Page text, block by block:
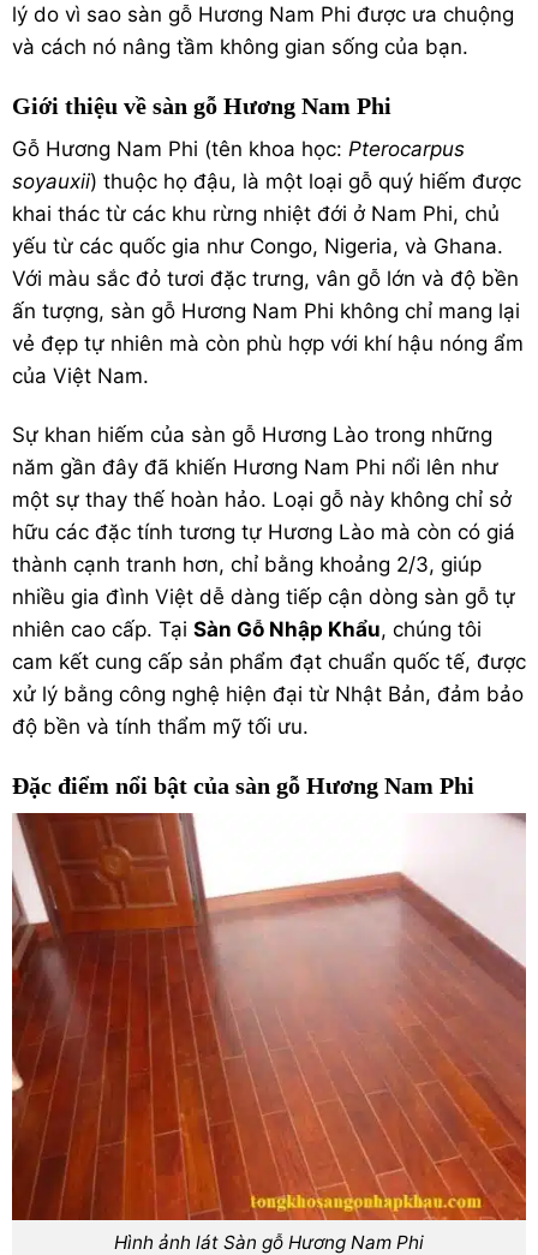
lý do vì sao sàn gỗ Hương Nam Phi được ưa chuộng
và cách nó nâng tầm không gian sống của bạn.
Giới thiệu về sàn gỗ Hương Nam Phi
Gỗ Hương Nam Phi (tên khoa học: Pterocarpus
soyauxii) thuộc họ đậu, là một loại gỗ quý hiếm được
khai thác từ các khu rừng nhiệt đới ở Nam Phi, chủ
yếu từ các quốc gia như Congo, Nigeria, và Ghana.
Với màu sắc đỏ tươi đặc trưng, vân gỗ lớn và độ bền
ấn tượng, sàn gỗ Hương Nam Phi không chỉ mang lại
vẻ đẹp tự nhiên mà còn phù hợp với khí hậu nóng ẩm
của Việt Nam.
Sự khan hiếm của sàn gỗ Hương Lào trong những
năm gần đây đã khiến Hương Nam Phi nổi lên như
một sự thay thế hoàn hảo. Loại gỗ này không chỉ sở
hữu các đặc tính tương tự Hương Lào mà còn có giá
thành cạnh tranh hơn, chỉ bằng khoảng 2/3, giúp
nhiều gia đình Việt dễ dàng tiếp cận dòng sàn gỗ tự
nhiên cao cấp. Tại Sàn Gỗ Nhập Khẩu, chúng tôi
cam kết cung cấp sản phẩm đạt chuẩn quốc tế, được
xử lý bằng công nghệ hiện đại từ Nhật Bản, đảm bảo
độ bền và tính thẩm mỹ tối ưu.
Đặc điểm nổi bật của sàn gỗ Hương Nam Phi
Hình ảnh lát Sàn gỗ Hương Nam Phi